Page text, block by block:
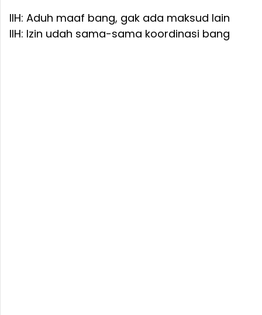
IIH: Aduh maaf bang, gak ada maksud lain
IIH: Izin udah sama-sama koordinasi bang